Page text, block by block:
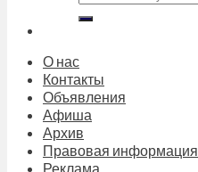
О нас
Контакты
Объявления
Афиша
Архив
Правовая информация
Реклама